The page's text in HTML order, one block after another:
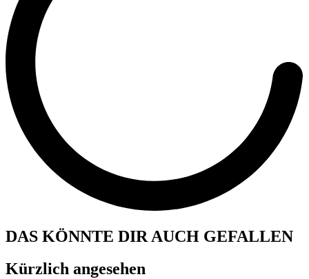
DAS KÖNNTE DIR AUCH GEFALLEN
Kürzlich angesehen